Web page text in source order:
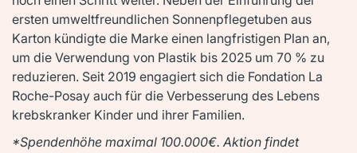
ersten umweltfreundlichen Sonnenpflegetuben aus
Karton kündigte die Marke einen langfristigen Plan an,
um die Verwendung von Plastik bis 2025 um 70 % zu
reduzieren. Seit 2019 engagiert sich die Fondation La
Roche-Posay auch für die Verbesserung des Lebens
krebskranker Kinder und ihrer Familien.
*Spendenhöhe maximal 100.000€. Aktion findet